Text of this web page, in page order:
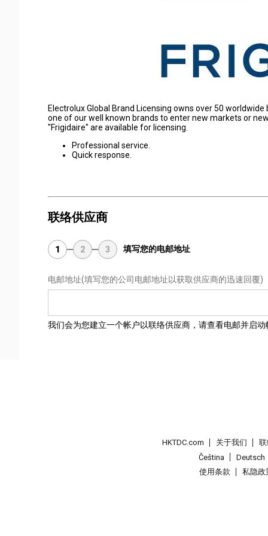
Electrolux Global Brand Licensing owns over 50
one of our well known brands to enter new markets or
"Frigidaire" are available for licensing.
Professional service.
Quick response.
联络供应商
1 2 3 填写您的电邮地址
电邮地址(填写您的公司电邮地址以获取供应商的迅速回覆)
我们会为您建立一个帐户以联络供应商，请查看电邮并启动
HKTDC.com 关于我们
Čeština
Deutsch
使用条款
私隐政